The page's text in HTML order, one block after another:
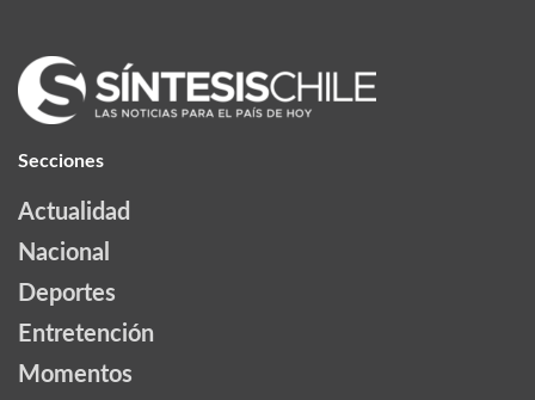
Secciones
Actualidad
Nacional
Deportes
Entretención
Momentos